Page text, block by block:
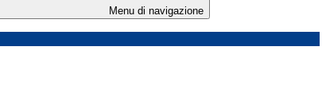
Menu di navigazione